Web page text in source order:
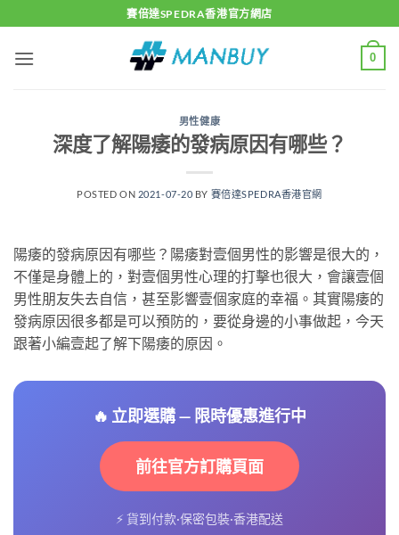
to
content
賽倍達SPEDRA香港官方網店
0
男性健康
深度了解陽痿的發病原因有哪些？
POSTED ON 2021-07-20 BY 賽倍達SPEDRA香港官網
陽痿的發病原因有哪些？陽痿對壹個男性的影響是很大的，
不僅是身體上的，對壹個男性心理的打擊也很大，會讓壹個
男性朋友失去自信，甚至影響壹個家庭的幸福。其實陽痿的
發病原因很多都是可以預防的，要從身邊的小事做起，今天
跟著小編壹起了解下陽痿的原因。
🔥 立即選購 — 限時優惠進行中
前往官方訂購頁面
⚡ 貨到付款·保密包裝·香港配送